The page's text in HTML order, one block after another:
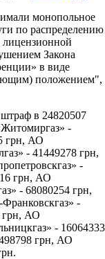
монопольное
по распределению
лицензионной
Закона
в виде
положением",
в 24820507
-
грн, АО
- 41449278 грн,
-
грн, АО
- 68080254 грн,
-
грн, АО
- 16064333
грн, АО